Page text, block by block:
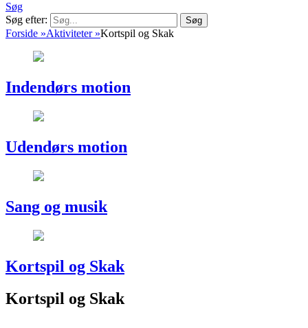
Søg
Søg efter:
Forside »Aktiviteter »Kortspil og Skak
Indendørs motion
Udendørs motion
Sang og musik
Kortspil og Skak
Kortspil og Skak